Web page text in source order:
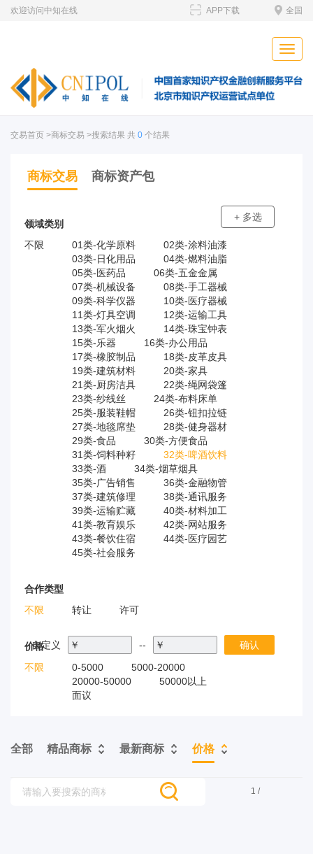
欢迎访问中知在线 全国
APP下载
Toggle
交易首页 >商标交易 >搜索结果 共 0 个结果
商标交易 商标资产包
领域类别
不限
01类-化学原料
02类-涂料油漆
03类-日化用品
04类-燃料油脂
05类-医药品
06类-五金金属
07类-机械设备
08类-手工器械
09类-科学仪器
10类-医疗器械
11类-灯具空调
12类-运输工具
13类-军火烟火
14类-珠宝钟表
15类-乐器
16类-办公用品
17类-橡胶制品
18类-皮革皮具
19类-建筑材料
20类-家具
21类-厨房洁具
22类-绳网袋篷
23类-纱线丝
24类-布料床单
25类-服装鞋帽
26类-钮扣拉链
27类-地毯席垫
28类-健身器材
29类-食品
30类-方便食品
31类-饲料种籽
32类-啤酒饮料
33类-酒
34类-烟草烟具
35类-广告销售
36类-金融物管
37类-建筑修理
38类-通讯服务
39类-运输贮藏
40类-材料加工
41类-教育娱乐
42类-网站服务
43类-餐饮住宿
44类-医疗园艺
45类-社会服务
+ 多选
合作类型
不限
转让 许可
价格
不限
0-5000
5000-20000
20000-50000
50000以上
面议
自定义 ￥ -- ￥ 确认
全部 精品商标 最新商标 价格
1 /